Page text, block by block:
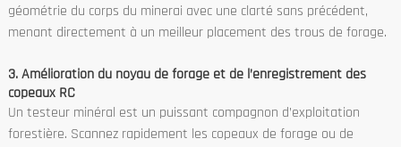
géométrie du corps du minerai avec une clarté sans précédent,
menant directement à un meilleur placement des trous de forage.
3. Amélioration du noyau de forage et de l’enregistrement des
copeaux RC
Un testeur minéral est un puissant compagnon d’exploitation
forestière. Scannez rapidement les copeaux de forage ou de